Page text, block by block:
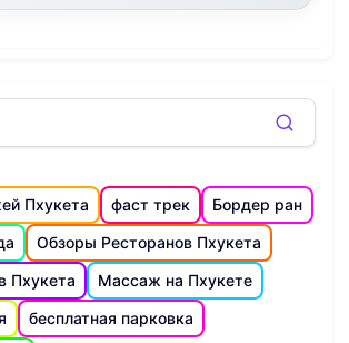
Пхукета фаст трек
Бордер ран
Обзоры Ресторанов Пхукета
Пхукета
Массаж на Пхукете
бесплатная парковка